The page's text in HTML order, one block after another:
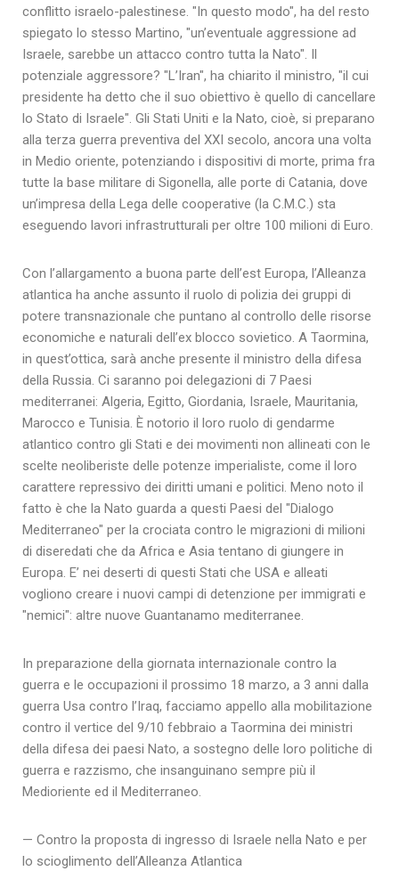
conflitto israelo-palestinese. "In questo modo", ha del resto
spiegato lo stesso Martino, "un’eventuale aggressione ad
Israele, sarebbe un attacco contro tutta la Nato". Il
potenziale aggressore? "L’Iran", ha chiarito il ministro, "il cui
presidente ha detto che il suo obiettivo è quello di cancellare
lo Stato di Israele". Gli Stati Uniti e la Nato, cioè, si preparano
alla terza guerra preventiva del XXI secolo, ancora una volta
in Medio oriente, potenziando i dispositivi di morte, prima fra
tutte la base militare di Sigonella, alle porte di Catania, dove
un’impresa della Lega delle cooperative (la C.M.C.) sta
eseguendo lavori infrastrutturali per oltre 100 milioni di Euro.
Con l’allargamento a buona parte dell’est Europa, l’Alleanza
atlantica ha anche assunto il ruolo di polizia dei gruppi di
potere transnazionale che puntano al controllo delle risorse
economiche e naturali dell’ex blocco sovietico. A Taormina,
in quest’ottica, sarà anche presente il ministro della difesa
della Russia. Ci saranno poi delegazioni di 7 Paesi
mediterranei: Algeria, Egitto, Giordania, Israele, Mauritania,
Marocco e Tunisia. È notorio il loro ruolo di gendarme
atlantico contro gli Stati e dei movimenti non allineati con le
scelte neoliberiste delle potenze imperialiste, come il loro
carattere repressivo dei diritti umani e politici. Meno noto il
fatto è che la Nato guarda a questi Paesi del "Dialogo
Mediterraneo" per la crociata contro le migrazioni di milioni
di diseredati che da Africa e Asia tentano di giungere in
Europa. E’ nei deserti di questi Stati che USA e alleati
vogliono creare i nuovi campi di detenzione per immigrati e
"nemici": altre nuove Guantanamo mediterranee.
In preparazione della giornata internazionale contro la
guerra e le occupazioni il prossimo 18 marzo, a 3 anni dalla
guerra Usa contro l’Iraq, facciamo appello alla mobilitazione
contro il vertice del 9/10 febbraio a Taormina dei ministri
della difesa dei paesi Nato, a sostegno delle loro politiche di
guerra e razzismo, che insanguinano sempre più il
Medioriente ed il Mediterraneo.
— Contro la proposta di ingresso di Israele nella Nato e per
lo scioglimento dell’Alleanza Atlantica